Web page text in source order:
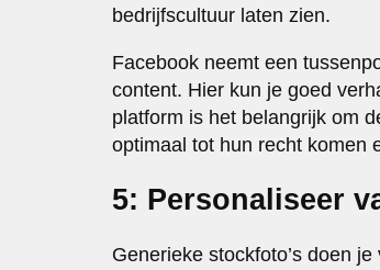
bedrijfscultuur laten zien.
Facebook neemt een
content. Hier kun je goed
platform is het belangrijk om
optimaal tot hun recht komen
5: Personaliseer
Generieke stockfoto’s doen